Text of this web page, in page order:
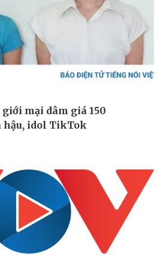
Công nghệ
Sành điệu
Tin Công nghệ
Trải nghiệm